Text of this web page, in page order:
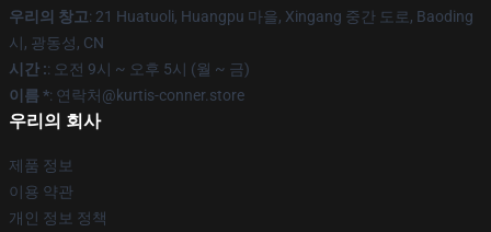
우리의 창고: 21 Huatuoli, Huangpu 마을, Xingang 중간 도로, Baoding
시, 광동성, CN
시간 :: 오전 9시 ~ 오후 5시 (월 ~ 금)
이름 *: 연락처@kurtis-conner.store
우리의 회사
제품 정보
이용 약관
개인 정보 정책